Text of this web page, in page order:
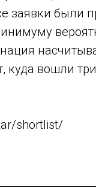
заявки были
вошли
shortlist/